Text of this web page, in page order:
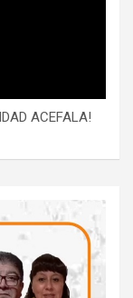
ACEFALA!